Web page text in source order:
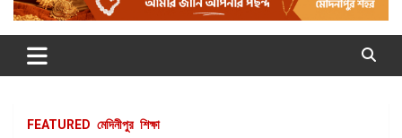
FEATURED মেদিনীপুর শিক্ষা